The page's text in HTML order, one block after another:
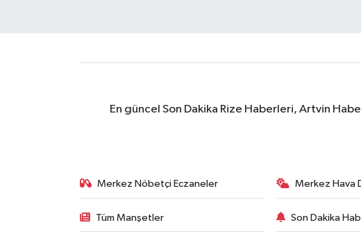
En güncel Son Dakika Rize Haberleri, Artvin
Merkez Nöbetçi Eczaneler Merkez Hava
Tüm Manşetler Son Dakika